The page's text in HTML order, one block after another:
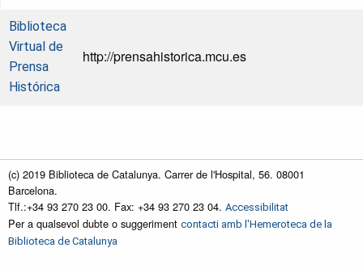
Biblioteca
Virtual de
Prensa
Histórica
http://prensahistorica.mcu.es
(c) 2019 Biblioteca de Catalunya. Carrer de l'Hospital, 56. 08001
Barcelona.
Tlf.:+34 93 270 23 00. Fax: +34 93 270 23 04. Accessibilitat
Per a qualsevol dubte o suggeriment contacti amb l'Hemeroteca de la
Biblioteca de Catalunya